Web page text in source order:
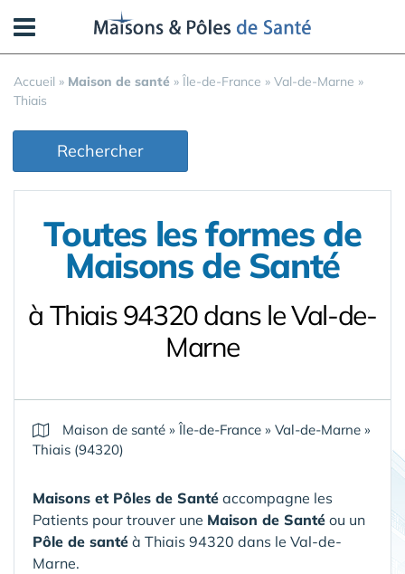
Accueil » Maison de santé » Île-de-France » Val-de-Marne »
Thiais
Rechercher
Toutes les formes de
Maisons de Santé
à Thiais 94320 dans le Val-de-
Marne
Maison de santé »Île-de-France » Val-de-Marne »
Thiais (94320)
Maisons et Pôles de Santé accompagne les
Patients pour trouver une Maison de Santé ou un
Pôle de santé à Thiais 94320 dans le Val-de-
Marne.
Panneau de gestion des cookies